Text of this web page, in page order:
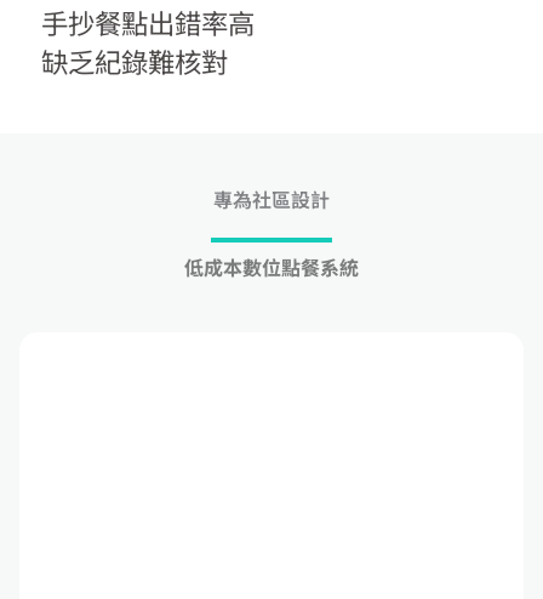
手抄餐點出錯率高
缺乏紀錄難核對
專為社區設計
低成本數位點餐系統